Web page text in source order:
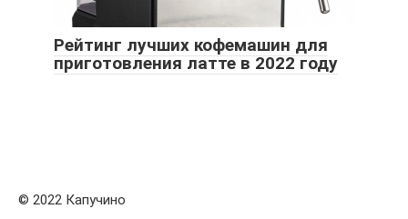
Рейтинг лучших кофемашин для
приготовления латте в 2022 году
© 2022 Капучино